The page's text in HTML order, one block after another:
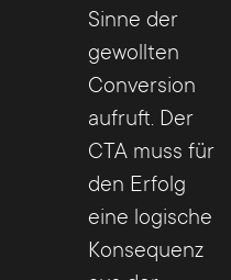
Sinne der
gewollten
Conversion
aufruft. Der
CTA muss für
den Erfolg
eine logische
Konsequenz